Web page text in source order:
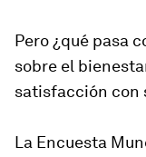
Pero ¿qué pasa
sobre el
satisfacción con
La Encuesta